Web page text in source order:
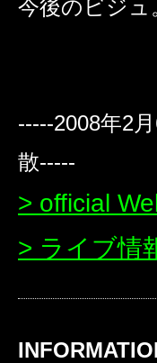
今後のビジ
-----2008年2
散-----
> official
> ライブ情